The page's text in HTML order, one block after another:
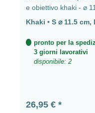
e obiettivo khaki - ⌀
Khaki • S ⌀ 11.5
pronto per la
3 giorni lavorativi
disponibile: 2
Prezzo normale:
26,95 €